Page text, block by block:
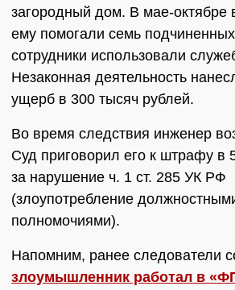
загородный дом. В мае-октябре
ему помогали семь
сотрудники использовали
Незаконная деятельность
ущерб в 300 тысяч рублей.
Во время следствия инженер
Суд приговорил его к штрафу в
за нарушение ч. 1 ст. 285 УК РФ
(злоупотребление
полномочиями).
Напомним, ранее следователи
злоумышленник работал в